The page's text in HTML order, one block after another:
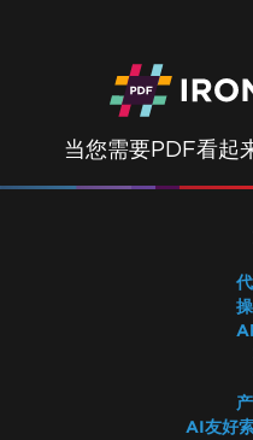
AWS日志文件
渲染延迟与超时
使用
IronPDF中的内
Log4j
IronPDF - 安全
IronPDF
IronPDF -
IronPdf.Linux
当您需要PDF看起
AI友好